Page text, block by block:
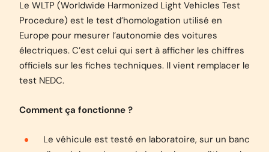
Le WLTP (Worldwide Harmonized Light Vehicles Test
Procedure) est le test d’homologation utilisé en
Europe pour mesurer l’autonomie des voitures
électriques. C’est celui qui sert à afficher les chiffres
officiels sur les fiches techniques. Il vient remplacer le
test NEDC.
Comment ça fonctionne ?
Le véhicule est testé en laboratoire, sur un banc